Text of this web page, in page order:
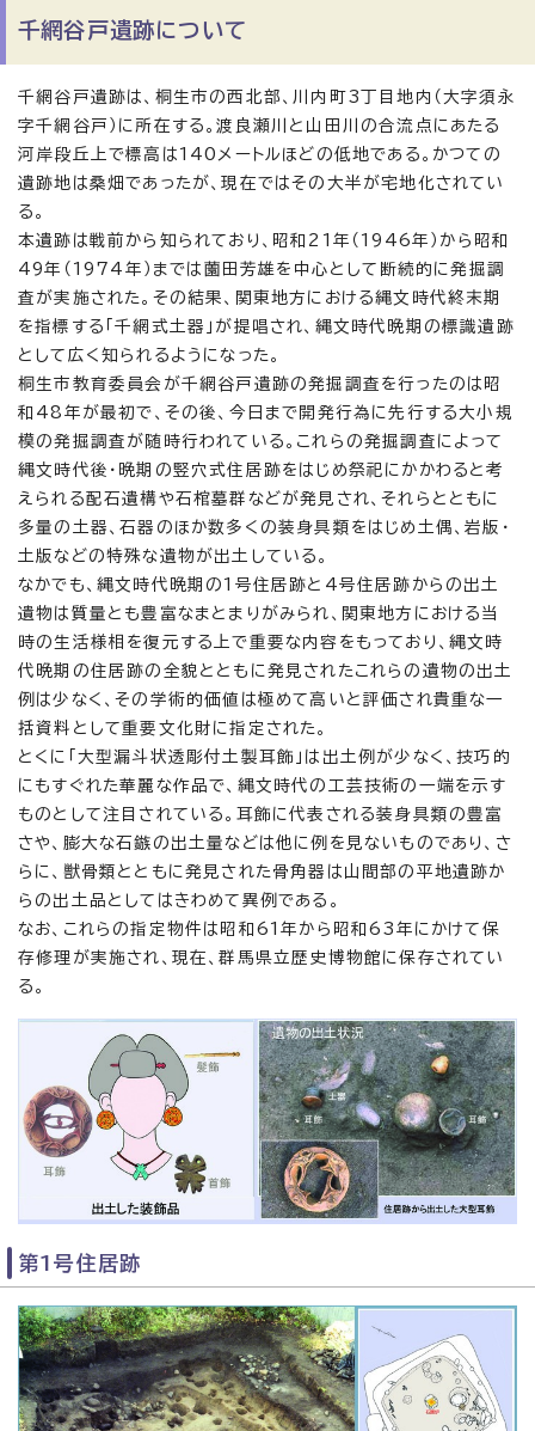
千網谷戸遺跡について
千網谷戸遺跡は、桐生市の西北部、川内町3丁目地内（大字須永
字千網谷戸）に所在する。渡良瀬川と山田川の合流点にあたる
河岸段丘上で標高は140メートルほどの低地である。かつての
遺跡地は桑畑であったが、現在ではその大半が宅地化されてい
る。
本遺跡は戦前から知られており、昭和21年（1946年）から昭和
49年（1974年）までは薗田芳雄を中心として断続的に発掘調
査が実施された。その結果、関東地方における縄文時代終末期
を指標する「千網式土器」が提唱され、縄文時代晩期の標識遺跡
として広く知られるようになった。
桐生市教育委員会が千網谷戸遺跡の発掘調査を行ったのは昭
和48年が最初で、その後、今日まで開発行為に先行する大小規
模の発掘調査が随時行われている。これらの発掘調査によって
縄文時代後・晩期の竪穴式住居跡をはじめ祭祀にかかわると考
えられる配石遺構や石棺墓群などが発見され、それらとともに
多量の土器、石器のほか数多くの装身具類をはじめ土偶、岩版・
土版などの特殊な遺物が出土している。
なかでも、縄文時代晩期の1号住居跡と4号住居跡からの出土
遺物は質量とも豊富なまとまりがみられ、関東地方における当
時の生活様相を復元する上で重要な内容をもっており、縄文時
代晩期の住居跡の全貌とともに発見されたこれらの遺物の出土
例は少なく、その学術的価値は極めて高いと評価され貴重な一
括資料として重要文化財に指定された。
とくに「大型漏斗状透彫付土製耳飾」は出土例が少なく、技巧的
にもすぐれた華麗な作品で、縄文時代の工芸技術の一端を示す
ものとして注目されている。耳飾に代表される装身具類の豊富
さや、膨大な石鏃の出土量などは他に例を見ないものであり、さ
らに、獣骨類とともに発見された骨角器は山間部の平地遺跡か
らの出土品としてはきわめて異例である。
なお、これらの指定物件は昭和61年から昭和63年にかけて保
存修理が実施され、現在、群馬県立歴史博物館に保存されてい
る。
第1号住居跡